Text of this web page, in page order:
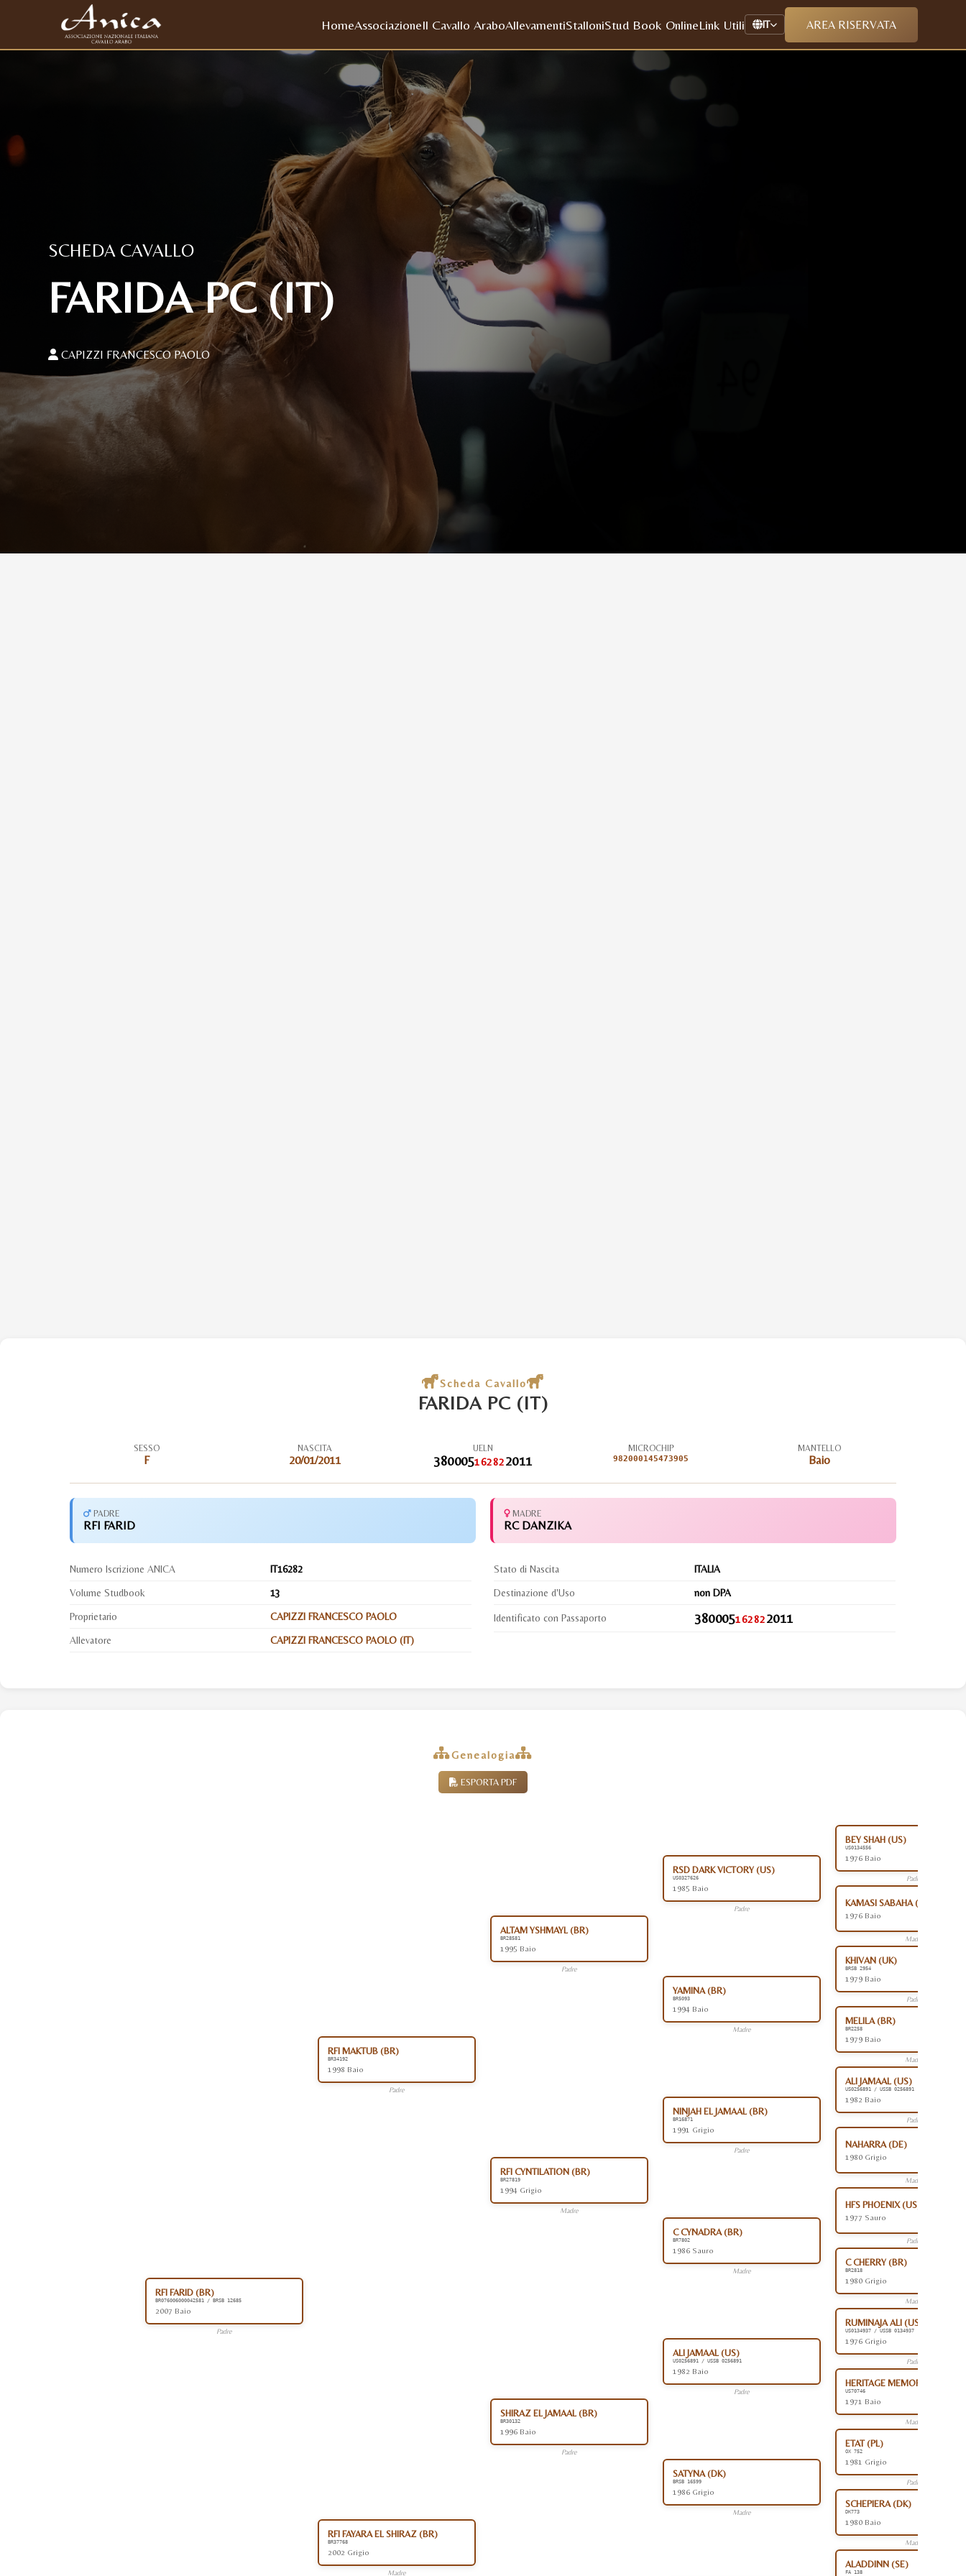
HomeAssociazioneIl Cavallo AraboAllevamentiStalloniStud Book OnlineLink Utili IT AREA RISERVATA
SCHEDA CAVALLO
FARIDA PC (IT)
CAPIZZI FRANCESCO PAOLO
Scheda Cavallo
FARIDA PC (IT)
SESSO
F
NASCITA
20/01/2011
UELN
380005162822011
MICROCHIP
982000145473905
MANTELLO
Baio
PADRE
RFI FARID
MADRE
RC DANZIKA
Numero Iscrizione ANICA IT16282
Volume Studbook 13
Proprietario CAPIZZI FRANCESCO PAOLO
Allevatore CAPIZZI FRANCESCO PAOLO (IT)
Stato di Nascita ITALIA
Destinazione d'Uso non DPA
Identificato con Passaporto 380005162822011
Genealogia
ESPORTA PDF
RFI FARID (BR)
BR076006000042581 / BRSB 12685
2007 Baio
Padre
RFI MAKTUB (BR)
BR34192
1998 Baio
Padre
ALTAM YSHMAYL (BR)
BR28581
1995 Baio
Padre
RSD DARK VICTORY (US)
US0327626
1985 Baio
Padre
BEY SHAH (US)
US0134556
1976 Baio
Padre
KAMASI SABAHA (US)
1976 Baio
Madre
YAMINA (BR)
BR5093
1994 Baio
Madre
KHIVAN (UK)
BRSB 2954
1979 Baio
Padre
MELILA (BR)
BR2258
1979 Baio
Madre
RFI CYNTILATION (BR)
BR27819
1994 Grigio
Madre
NINJAH EL JAMAAL (BR)
BR16871
1991 Grigio
Padre
ALI JAMAAL (US)
US0256891 / USSB 0256891
1982 Baio
Padre
NAHARRA (DE)
1980 Grigio
Madre
C CYNADRA (BR)
BR7802
1986 Sauro
Madre
HFS PHOENIX (US)
1977 Sauro
Padre
C CHERRY (BR)
BR2818
1980 Grigio
Madre
RFI FAYARA EL SHIRAZ (BR)
BR37768
2002 Grigio
Madre
SHIRAZ EL JAMAAL (BR)
BR30132
1996 Baio
Padre
ALI JAMAAL (US)
US0256891 / USSB 0256891
1982 Baio
Padre
RUMINAJA ALI (US)
US0134937 / USSB 0134937
1976 Grigio
Padre
HERITAGE MEMORY (US)
US70746
1971 Baio
Madre
SATYNA (DK)
BRSB 16599
1986 Grigio
Madre
ETAT (PL)
OX 752
1981 Grigio
Padre
SCHEPIERA (DK)
DK773
1980 Baio
Madre
ALADDINN (SE)
FA 138